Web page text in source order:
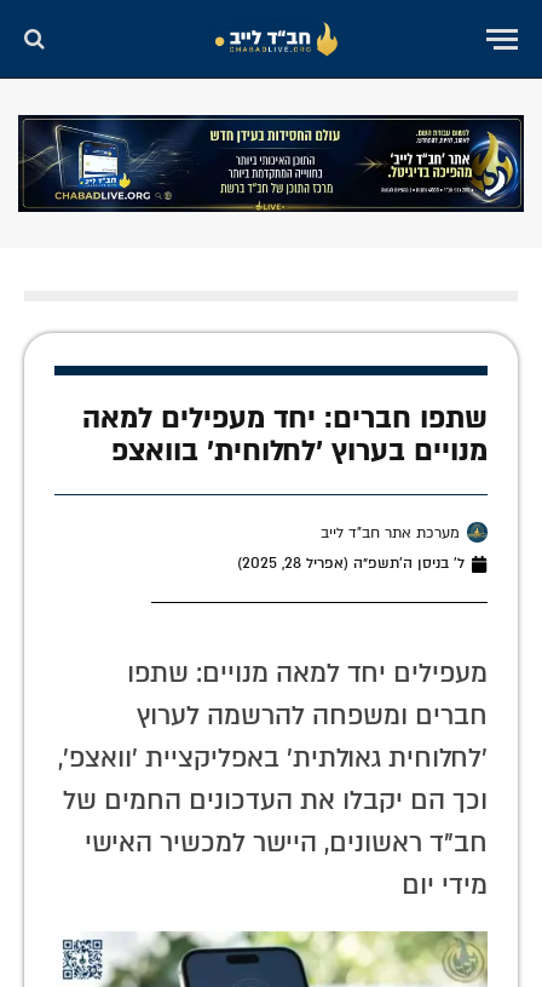
שתפו חברים: יחד מעפילים למאה
מנויים בערוץ 'לחלוחית' בוואצפ
מערכת אתר חב"ד לייב
ל׳ בניסן ה׳תשפ״ה (אפריל 28, 2025)
מעפילים יחד למאה מנויים: שתפו
חברים ומשפחה להרשמה לערוץ
'לחלוחית גאולתית' באפליקציית 'וואצפ',
וכך הם יקבלו את העדכונים החמים של
חב"ד ראשונים, היישר למכשיר האישי
מידי יום